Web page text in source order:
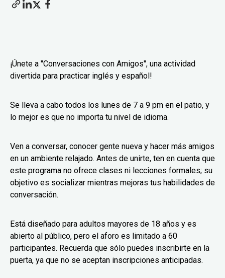
¡Únete a "Conversaciones con Amigos", una actividad
divertida para practicar inglés y español!
Se lleva a cabo todos los lunes de 7 a 9 pm en el patio, y
lo mejor es que no importa tu nivel de idioma.
Ven a conversar, conocer gente nueva y hacer más amigos
en un ambiente relajado. Antes de unirte, ten en cuenta que
este programa no ofrece clases ni lecciones formales; su
objetivo es socializar mientras mejoras tus habilidades de
conversación.
Está diseñado para adultos mayores de 18 años y es
abierto al público, pero el aforo es limitado a 60
participantes. Recuerda que sólo puedes inscribirte en la
puerta, ya que no se aceptan inscripciones anticipadas.